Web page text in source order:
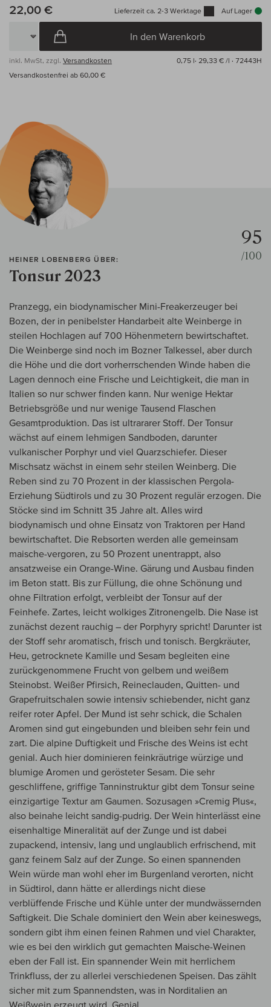
22,00 € Lieferzeit ca. 2-3 Werktage Auf Lager
In den Warenkorb
inkl. MwSt, zzgl. Versandkosten 0,75 l· 29,33 € /l · 72443H
Versandkostenfrei ab 60,00 €
HEINER LOBENBERG ÜBER:
Tonsur 2023
95
/100
Pranzegg, ein biodynamischer Mini-Freakerzeuger bei
Bozen, der in penibelster Handarbeit alte Weinberge in
steilen Hochlagen auf 700 Höhenmetern bewirtschaftet.
Die Weinberge sind noch im Bozner Talkessel, aber durch
die Höhe und die dort vorherrschenden Winde haben die
Lagen dennoch eine Frische und Leichtigkeit, die man in
Italien so nur schwer finden kann. Nur wenige Hektar
Betriebsgröße und nur wenige Tausend Flaschen
Gesamtproduktion. Das ist ultrararer Stoff. Der Tonsur
wächst auf einem lehmigen Sandboden, darunter
vulkanischer Porphyr und viel Quarzschiefer. Dieser
Mischsatz wächst in einem sehr steilen Weinberg. Die
Reben sind zu 70 Prozent in der klassischen Pergola-
Erziehung Südtirols und zu 30 Prozent regulär erzogen. Die
Stöcke sind im Schnitt 35 Jahre alt. Alles wird
biodynamisch und ohne Einsatz von Traktoren per Hand
bewirtschaftet. Die Rebsorten werden alle gemeinsam
maische-vergoren, zu 50 Prozent unentrappt, also
ansatzweise ein Orange-Wine. Gärung und Ausbau finden
im Beton statt. Bis zur Füllung, die ohne Schönung und
ohne Filtration erfolgt, verbleibt der Tonsur auf der
Feinhefe. Zartes, leicht wolkiges Zitronengelb. Die Nase ist
zunächst dezent rauchig – der Porphyry spricht! Darunter ist
der Stoff sehr aromatisch, frisch und tonisch. Bergkräuter,
Heu, getrocknete Kamille und Sesam begleiten eine
zurückgenommene Frucht von gelbem und weißem
Steinobst. Weißer Pfirsich, Reineclauden, Quitten- und
Grapefruitschalen sowie intensiv schiebender, nicht ganz
reifer roter Apfel. Der Mund ist sehr schick, die Schalen
Aromen sind gut eingebunden und bleiben sehr fein und
zart. Die alpine Duftigkeit und Frische des Weins ist echt
genial. Auch hier dominieren feinkräutrige würzige und
blumige Aromen und gerösteter Sesam. Die sehr
geschliffene, griffige Tanninstruktur gibt dem Tonsur seine
einzigartige Textur am Gaumen. Sozusagen »Cremig Plus«,
also beinahe leicht sandig-pudrig. Der Wein hinterlässt eine
eisenhaltige Mineralität auf der Zunge und ist dabei
zupackend, intensiv, lang und unglaublich erfrischend, mit
ganz feinem Salz auf der Zunge. So einen spannenden
Wein würde man wohl eher im Burgenland verorten, nicht
in Südtirol, dann hätte er allerdings nicht diese
verblüffende Frische und Kühle unter der mundwässernden
Saftigkeit. Die Schale dominiert den Wein aber keineswegs,
sondern gibt ihm einen feinen Rahmen und viel Charakter,
wie es bei den wirklich gut gemachten Maische-Weinen
eben der Fall ist. Ein spannender Wein mit herrlichem
Trinkfluss, der zu allerlei verschiedenen Speisen. Das zählt
sicher mit zum Spannendsten, was in Norditalien an
Weißwein erzeugt wird. Genial.